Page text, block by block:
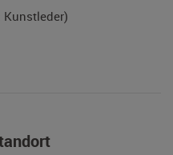
Kunstleder)